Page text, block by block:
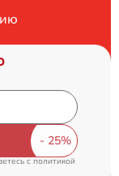
c политикой